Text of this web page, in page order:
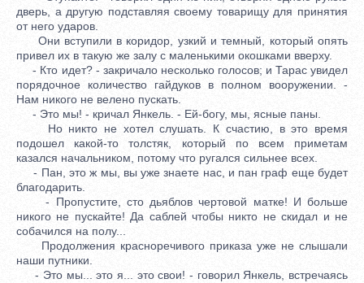
дверь, а другую подставляя своему товарищу для принятия
от него ударов.
Они вступили в коридор, узкий и темный, который опять
привел их в такую же залу с маленькими окошками вверху.
- Кто идет? - закричало несколько голосов; и Тарас увидел
порядочное количество гайдуков в полном вооружении. -
Нам никого не велено пускать.
- Это мы! - кричал Янкель. - Ей-богу, мы, ясные паны.
Но никто не хотел слушать. К счастию, в это время
подошел какой-то толстяк, который по всем приметам
казался начальником, потому что ругался сильнее всех.
- Пан, это ж мы, вы уже знаете нас, и пан граф еще будет
благодарить.
- Пропустите, сто дьяблов чертовой матке! И больше
никого не пускайте! Да саблей чтобы никто не скидал и не
собачился на полу...
Продолжения красноречивого приказа уже не слышали
наши путники.
- Это мы... это я... это свои! - говорил Янкель, встречаясь